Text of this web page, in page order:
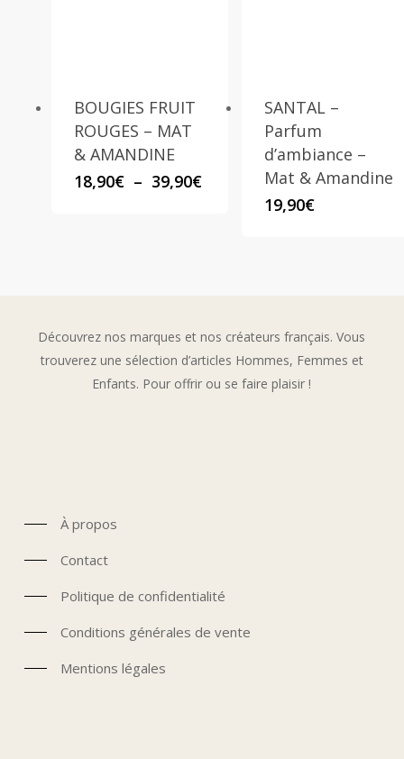
BOUGIES FRUIT
ROUGES – MAT
& AMANDINE
18,90€ – 39,90€Plage
SANTAL –
Parfum
d’ambiance –
Mat & Amandine
19,90€
Découvrez nos marques et nos créateurs français. Vous
trouverez une sélection d’articles Hommes, Femmes et
Enfants. Pour offrir ou se faire plaisir !
À propos
Contact
Politique de confidentialité
Conditions générales de vente
Mentions légales